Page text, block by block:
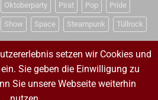
Oktoberparty Pirat Pop Pride
Show Space Steampunk Tüllrock
setzen wir Cookies und
Sie geben die Einwilligung zu
Sie unsere Webseite weiterhin